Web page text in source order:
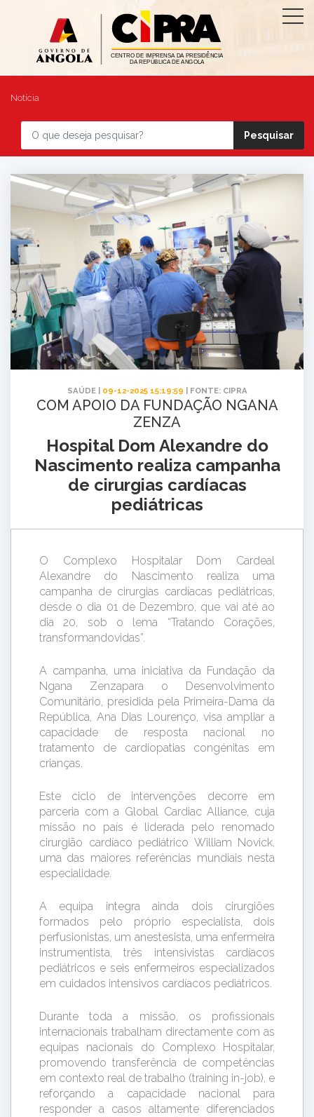
Notícia
SAÚDE | 09-12-2025 15:19:59 | FONTE: CIPRA
COM APOIO DA FUNDAÇÃO NGANA
ZENZA
Hospital Dom Alexandre do
Nascimento realiza campanha
de cirurgias cardíacas
pediátricas
O Complexo Hospitalar Dom Cardeal
Alexandre do Nascimento realiza uma
campanha de cirurgias cardíacas pediátricas,
desde o dia 01 de Dezembro, que vai até ao
dia 20, sob o lema “Tratando Corações,
transformandovidas”.
A campanha, uma iniciativa da Fundação da
Ngana Zenzapara o Desenvolvimento
Comunitário, presidida pela Primeira-Dama da
República, Ana Dias Lourenço, visa ampliar a
capacidade de resposta nacional no
tratamento de cardiopatias congénitas em
crianças.
Este ciclo de intervenções decorre em
parceria com a Global Cardiac Alliance, cuja
missão no país é liderada pelo renomado
cirurgião cardíaco pediátrico William Novick,
uma das maiores referências mundiais nesta
especialidade.
A equipa integra ainda dois cirurgiões
formados pelo próprio especialista, dois
perfusionistas, um anestesista, uma enfermeira
instrumentista, três intensivistas cardíacos
pediátricos e seis enfermeiros especializados
em cuidados intensivos cardíacos pediátricos.
Durante toda a missão, os profissionais
internacionais trabalham directamente com as
equipas nacionais do Complexo Hospitalar,
promovendo transferência de competências
em contexto real de trabalho (training in-job), e
reforçando a capacidade nacional para
responder a casos altamente diferenciados